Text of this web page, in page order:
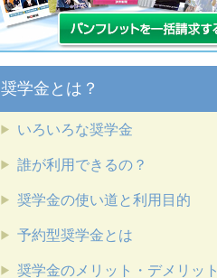
奨学金とは？
いろいろな奨学金
誰が利用できるの？
奨学金の使い道と利用目的
予約型奨学金とは
奨学金のメリット・デメリット